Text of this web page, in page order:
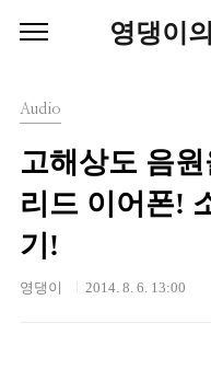
영댕이
Audio
고해상도 음
리드 이어폰!
기!
영댕이 2014. 8. 6. 13:00